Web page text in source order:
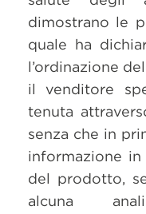
dimostrano le
quale ha
l’ordinazione
il venditore
tenuta
senza che in
informazione
del prodotto,
alcuna